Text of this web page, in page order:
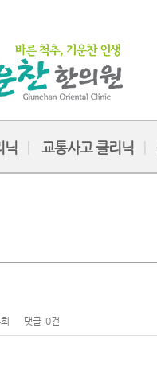
닉 교통사고 클리닉
댓글 0건